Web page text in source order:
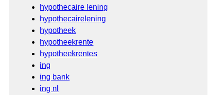
hypothecaire lening
hypothecairelening
hypotheek
hypotheekrente
hypotheekrentes
ing
ing bank
ing nl